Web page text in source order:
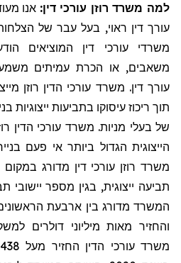
למה משרד רוזן עורכי דין: אנו
עורך דין ראוי, בעל עבר של
משרדי עורכי דין המוציאים
משאבים, או הכרת עמיתים
עורך דין. משרד עורכי הדין רוזן
תוך ריכוז עיסוקו בתביעות ייצוגיות
של בעלי מניות. משרד עורכי הדין
הייצוגית הגדול ביותר אי פעם
משרד רוזן עורכי דין מדורג במקום